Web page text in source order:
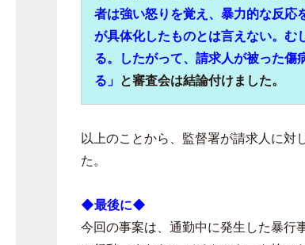
者は強い怒りを覚え、暴力的な反応
が具体化したものとは言えない。む
る。したがって、請求人が被った傷
る」 と審査会は結論付けました。
以上のことから、監督署が請求人に対
た。
◆最後に◆
今回の事案は、通勤中に発生した暴行